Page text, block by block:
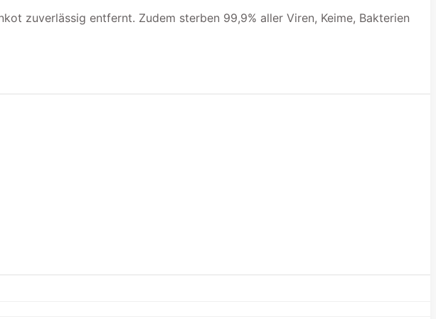
zuverlässig entfernt. Zudem sterben 99,9% aller Viren, Keime, Bakterien